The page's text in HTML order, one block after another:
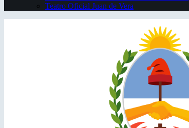
Teatro Oficial Juan de Vera